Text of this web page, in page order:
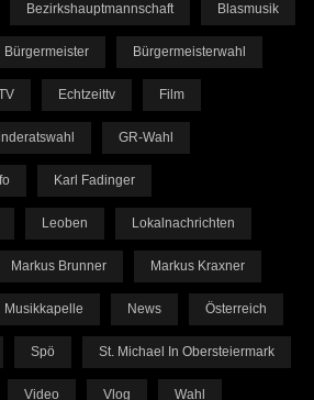
Bezirkshauptmannschaft Blasmusik
Bürgermeister Bürgermeisterwahl
Echtzeittv Film
GR-Wahl
Karl Fadinger
Leoben Lokalnachrichten
Markus Brunner Markus Kraxner
Musikkapelle News Österreich
Spö St. Michael In Obersteiermark
Video Vlog Wahl